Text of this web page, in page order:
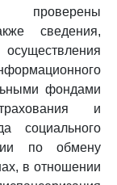
проверены
сведения,
фондами
и
социального
по обмену
в отношении